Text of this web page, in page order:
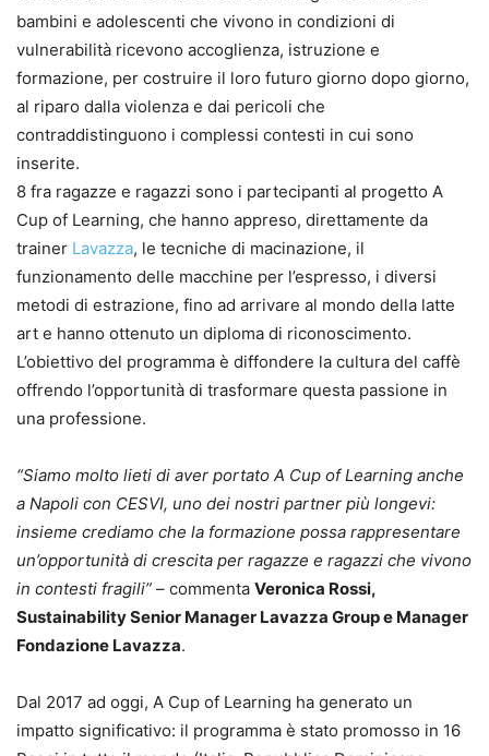
bambini e adolescenti che vivono in condizioni di
vulnerabilità ricevono accoglienza, istruzione e
formazione, per costruire il loro futuro giorno dopo giorno,
al riparo dalla violenza e dai pericoli che
contraddistinguono i complessi contesti in cui sono
inserite.
8 fra ragazze e ragazzi sono i partecipanti al progetto A
Cup of Learning, che hanno appreso, direttamente da
trainer Lavazza, le tecniche di macinazione, il
funzionamento delle macchine per l’espresso, i diversi
metodi di estrazione, fino ad arrivare al mondo della latte
art e hanno ottenuto un diploma di riconoscimento.
L’obiettivo del programma è diffondere la cultura del caffè
offrendo l’opportunità di trasformare questa passione in
una professione.
“Siamo molto lieti di aver portato A Cup of Learning anche
a Napoli con CESVI, uno dei nostri partner più longevi:
insieme crediamo che la formazione possa rappresentare
un’opportunità di crescita per ragazze e ragazzi che vivono
in contesti fragili” – commenta Veronica Rossi,
Sustainability Senior Manager Lavazza Group e Manager
Fondazione Lavazza.
Dal 2017 ad oggi, A Cup of Learning ha generato un
impatto significativo: il programma è stato promosso in 16